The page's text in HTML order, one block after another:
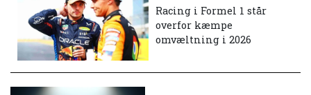
Racing i Formel 1 står
overfor kæmpe
omvæltning i 2026